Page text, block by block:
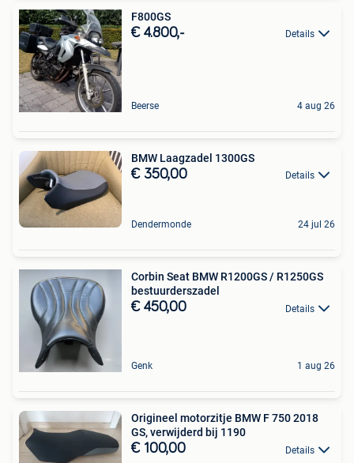
F800GS
€ 4.800,- Details
Beerse 4 aug 26
BMW Laagzadel 1300GS
€ 350,00 Details
Dendermonde 24 jul 26
Corbin Seat BMW R1200GS / R1250GS
bestuurderszadel
€ 450,00 Details
Genk 1 aug 26
Origineel motorzitje BMW F 750 2018
GS, verwijderd bij 1190
€ 100,00 Details